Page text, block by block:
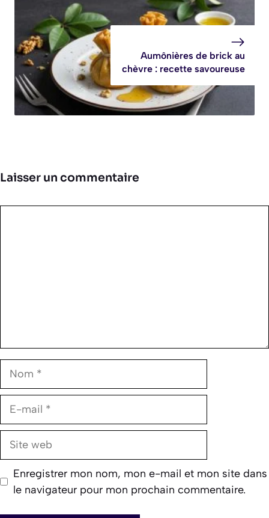
Aumônières de brick au
chèvre : recette savoureuse
Laisser un commentaire
Nom
E-
Site
Enregistrer mon nom, mon e-mail et mon site dans
le navigateur pour mon prochain commentaire.